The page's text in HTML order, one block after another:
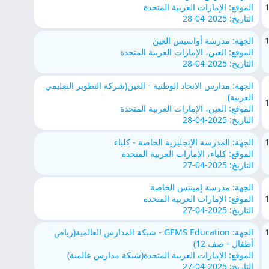
الموقع: الإمارات العربية المتحدة
التاريخ: 2025-04-28
الجهة: مدرسة أواسيس العين
الموقع: العين، الإمارات العربية المتحدة
التاريخ: 2025-04-28
الجهة: مدارس الاتحاد الوطنية - العين(شركة التطوير التعليمي
العربية)
الموقع: العين، الإمارات العربية المتحدة
التاريخ: 2025-04-28
الجهة: المدرسة الإنجليزية الخاصة - كلباء
الموقع: كلباء، الإمارات العربية المتحدة
التاريخ: 2025-04-27
الجهة: مدرسة إميننس الخاصة
الموقع: الإمارات العربية المتحدة
التاريخ: 2025-04-27
الجهة: GEMS Education - شبكة المدارس العالمية(رياض
أطفال - صف 12)
الموقع: الإمارات العربية المتحدة(شبكة مدارس عالمية)
التاريخ: 2025-04-27